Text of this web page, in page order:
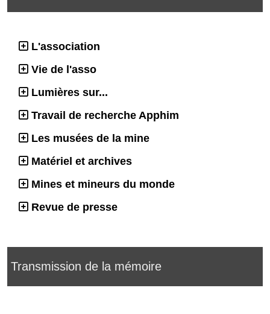
L'association
Vie de l'asso
Lumières sur...
Travail de recherche Apphim
Les musées de la mine
Matériel et archives
Mines et mineurs du monde
Revue de presse
Transmission de la mémoire